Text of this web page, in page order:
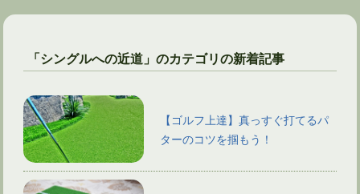
「シングルへの近道」のカテゴリの新着記事
【ゴルフ上達】真っすぐ打てるパ
ターのコツを掴もう！